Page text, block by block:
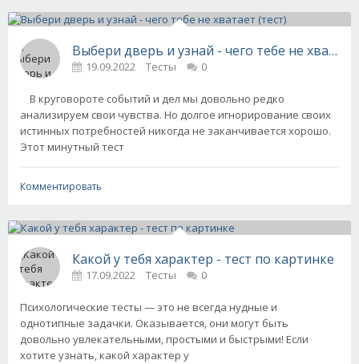
Выбери дверь и узнай - чего тебе не хватает
19.09.2022 Тесты 0
В круговороте событий и дел мы довольно редко
анализируем свои чувства. Но долгое игнорирование своих
истинных потребностей никогда не заканчивается хорошо.
Этот минутный тест
Комментировать
Какой у тебя характер - тест по картинке
17.09.2022 Тесты 0
Психологические тесты — это не всегда нудные и
однотипные задачки. Оказывается, они могут быть
довольно увлекательными, простыми и быстрыми! Если
хотите узнать, какой характер у